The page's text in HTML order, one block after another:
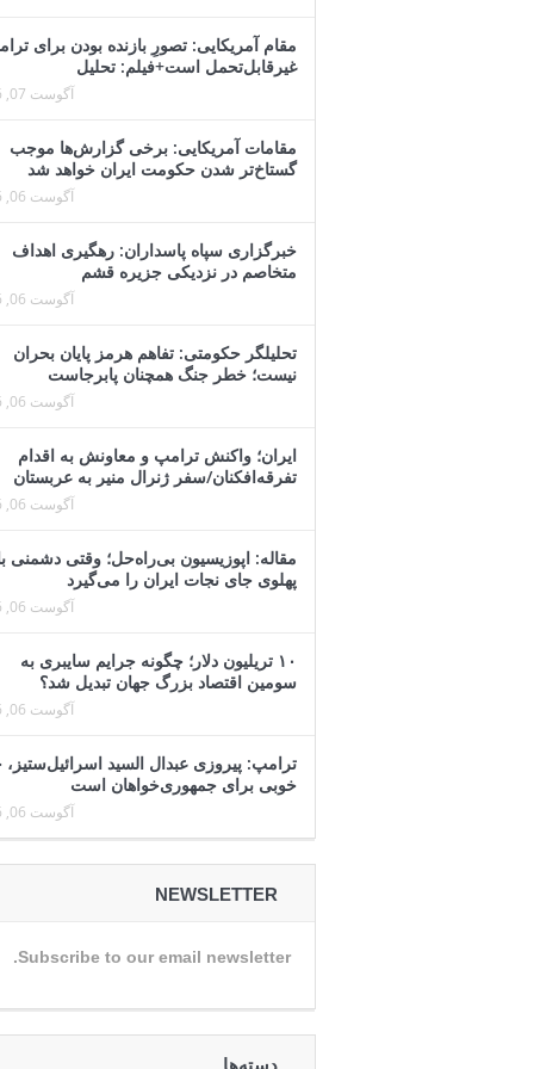
مقام آمریکایی: تصورِ بازنده بودن برای
غیرقابل‌تحمل است+فیلم: تحلیل
آگوست 07, 2026
مقامات آمریکایی: برخی گزارش‌ها موجب
گستاخ‌تر شدن حکومت ایران خواهد شد
آگوست 06, 2026
خبرگزاری سپاه پاسداران: رهگیری اهداف
متخاصم در نزدیکی جزیره قشم
آگوست 06, 2026
تحلیلگر حکومتی: تفاهم هرمز پایان بحران
نیست؛ خطر جنگ همچنان پابرجاست
آگوست 06, 2026
ایران؛ واکنش ترامپ و معاونش به اقدام
تفرقه‌افکنان/سفر ژنرال منیر به عربستان
آگوست 06, 2026
مقاله: اپوزیسیون بی‌راه‌حل؛ وقتی دشمنی
پهلوی جای نجات ایران را می‌گیرد
آگوست 06, 2026
۱۰ تریلیون دلار؛ چگونه جرایم سایبری به
سومین اقتصاد بزرگ جهان تبدیل شد؟
آگوست 06, 2026
ترامپ: پیروزی عبدال السید اسرائیل‌ستیز،
خوبی برای جمهوری‌خواهان است
آگوست 06, 2026
NEWSLETTER
Subscribe to our email newsletter.
دسته‌ها